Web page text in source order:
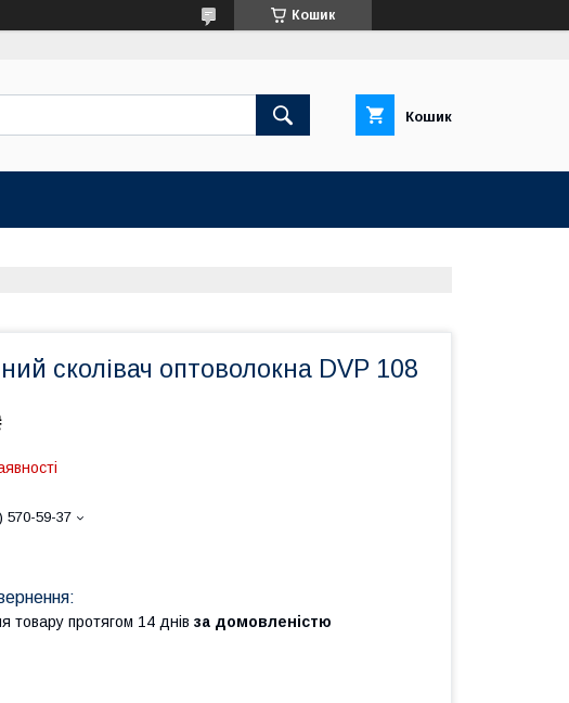
Кошик
Кошик
сколівач оптоволокна DVP 108
570-59-37
товару протягом 14 днів за домовленістю